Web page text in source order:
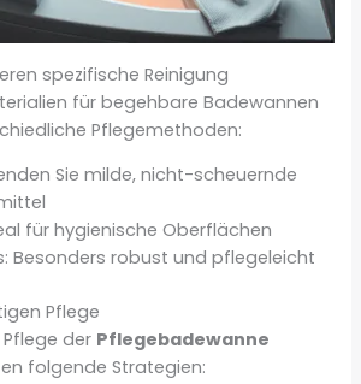
spezifische Reinigung
für begehbare Badewannen
Pflegemethoden:
Sie milde, nicht-scheuernde
für hygienische Oberflächen
Besonders robust und pflegeleicht
Pflege
der Pflegebadewanne
folgende Strategien: